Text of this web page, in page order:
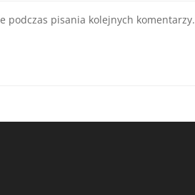
podczas pisania kolejnych komentarzy.